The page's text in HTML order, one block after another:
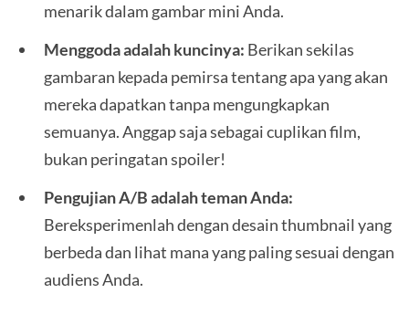
menarik dalam gambar mini Anda.
Menggoda adalah kuncinya: Berikan sekilas
gambaran kepada pemirsa tentang apa yang akan
mereka dapatkan tanpa mengungkapkan
semuanya. Anggap saja sebagai cuplikan film,
bukan peringatan spoiler!
Pengujian A/B adalah teman Anda:
Bereksperimenlah dengan desain thumbnail yang
berbeda dan lihat mana yang paling sesuai dengan
audiens Anda.